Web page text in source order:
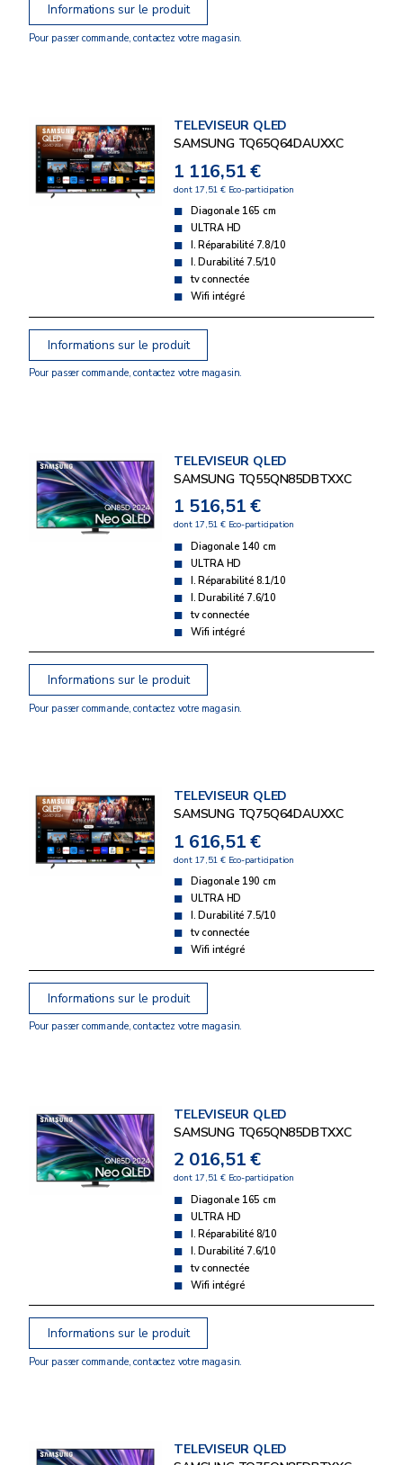
Informations sur le produit
Pour passer commande, contactez votre magasin.
TELEVISEUR QLED
SAMSUNG TQ65Q64DAUXXC
1 116,51 €
dont 17,51 € Eco-participation
Diagonale 165 cm
ULTRA HD
I. Réparabilité 7.8/10
I. Durabilité 7.5/10
tv connectée
Wifi intégré
Informations sur le produit
Pour passer commande, contactez votre magasin.
TELEVISEUR QLED
SAMSUNG TQ55QN85DBTXXC
1 516,51 €
dont 17,51 € Eco-participation
Diagonale 140 cm
ULTRA HD
I. Réparabilité 8.1/10
I. Durabilité 7.6/10
tv connectée
Wifi intégré
Informations sur le produit
Pour passer commande, contactez votre magasin.
TELEVISEUR QLED
SAMSUNG TQ75Q64DAUXXC
1 616,51 €
dont 17,51 € Eco-participation
Diagonale 190 cm
ULTRA HD
I. Durabilité 7.5/10
tv connectée
Wifi intégré
Informations sur le produit
Pour passer commande, contactez votre magasin.
TELEVISEUR QLED
SAMSUNG TQ65QN85DBTXXC
2 016,51 €
dont 17,51 € Eco-participation
Diagonale 165 cm
ULTRA HD
I. Réparabilité 8/10
I. Durabilité 7.6/10
tv connectée
Wifi intégré
Informations sur le produit
Pour passer commande, contactez votre magasin.
TELEVISEUR QLED